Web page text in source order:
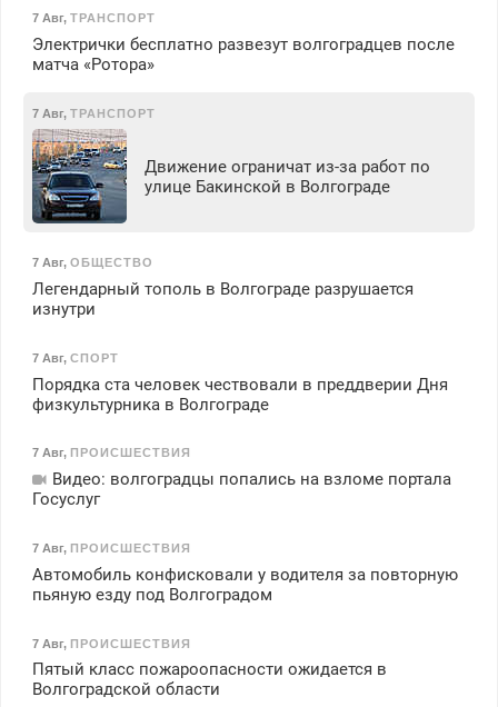
7 Авг, ТРАНСПОРТ
Электрички бесплатно развезут волгоградцев после
матча «Ротора»
7 Авг, ТРАНСПОРТ
Движение ограничат из-за работ по
улице Бакинской в Волгограде
7 Авг, ОБЩЕСТВО
Легендарный тополь в Волгограде разрушается
изнутри
7 Авг, СПОРТ
Порядка ста человек чествовали в преддверии Дня
физкультурника в Волгограде
7 Авг, ПРОИСШЕСТВИЯ
Видео: волгоградцы попались на взломе портала
Госуслуг
7 Авг, ПРОИСШЕСТВИЯ
Автомобиль конфисковали у водителя за повторную
пьяную езду под Волгоградом
7 Авг, ПРОИСШЕСТВИЯ
Пятый класс пожароопасности ожидается в
Волгоградской области